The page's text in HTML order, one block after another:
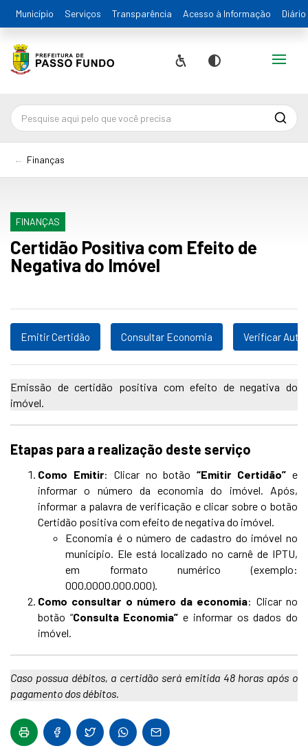
Município Serviços Transparência Acesso à Informação
Acessibilidade
Contraste
Alternar
Finanças
FINANÇAS
Certidão Positiva com Efeito de
Negativa do Imóvel
Emitir Certidão Consultar Economia Verificar
Emissão de certidão positiva com efeito de negativa do
imóvel.
Etapas para a realização deste serviço
Como Emitir: Clicar no botão“Emitir Certidão” e
informar o número da economia do imóvel. Após,
informar a palavra de verificação e clicar sobre o botão
Certidão positiva com efeito de negativa do imóvel.
Economia é o número de cadastro do imóvel no
município. Ele está localizado no carnê de IPTU,
em formato numérico (exemplo:
000.0000.000.000).
Como consultar o número da economia: Clicar no
botão “Consulta Economia” e informar os dados do
imóvel.
Caso possua débitos, a certidão será emitida 48 horas após o
pagamento dos débitos.